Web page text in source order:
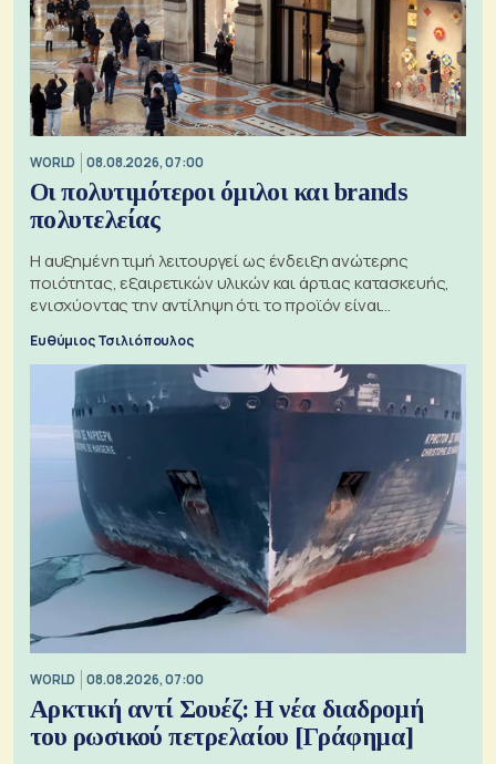
WORLD 08.08.2026, 07:00
Οι πολυτιμότεροι όμιλοι και brands
πολυτελείας
Η αυξημένη τιμή λειτουργεί ως ένδειξη ανώτερης
ποιότητας, εξαιρετικών υλικών και άρτιας κατασκευής,
ενισχύοντας την αντίληψη ότι το προϊόν είναι
Ευθύμιος Τσιλιόπουλος
WORLD 08.08.2026, 07:00
Αρκτική αντί Σουέζ: Η νέα διαδρομή
του ρωσικού πετρελαίου [Γράφημα]